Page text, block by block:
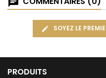
SOYEZ LE
PRODUITS